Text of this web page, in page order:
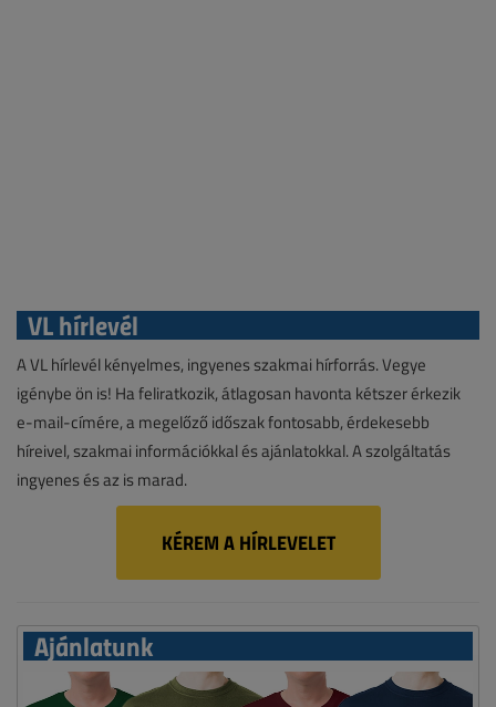
VL hírlevél
A VL hírlevél kényelmes, ingyenes szakmai hírforrás. Vegye
igénybe ön is! Ha feliratkozik, átlagosan havonta kétszer érkezik
e-mail-címére, a megelőző időszak fontosabb, érdekesebb
híreivel, szakmai információkkal és ajánlatokkal. A szolgáltatás
ingyenes és az is marad.
KÉREM A HÍRLEVELET
Ajánlatunk